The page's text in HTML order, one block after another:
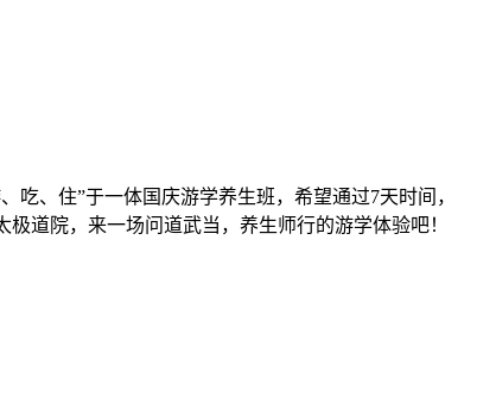
、住”于一体国庆游学养生班，希望通过7天时间，
道院，来一场问道武当，养生师行的游学体验吧！